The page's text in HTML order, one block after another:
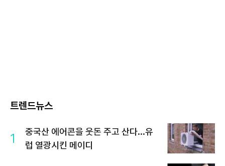
트렌드뉴스
1
중국산 에어콘을 웃돈 주고 산다...유
럽 열광시킨 메이디